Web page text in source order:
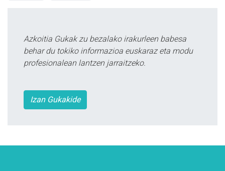
Azkoitia Gukak zu bezalako irakurleen babesa
behar du tokiko informazioa euskaraz eta modu
profesionalean lantzen jarraitzeko.
Izan Gukakide